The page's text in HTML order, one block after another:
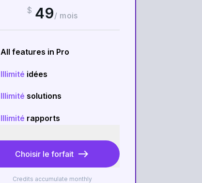
$ 49/ mois
All features in Pro
Illimité idées
Illimité solutions
Illimité rapports
Choisir le forfait east
Credits accumulate monthly